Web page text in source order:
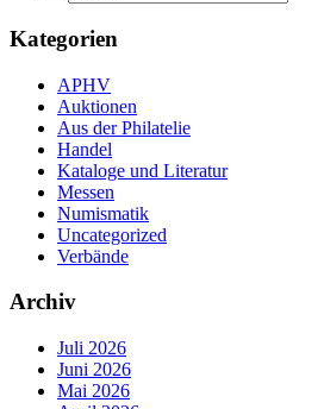
Kategorien
APHV
Auktionen
Aus der Philatelie
Handel
Kataloge und Literatur
Messen
Numismatik
Uncategorized
Verbände
Archiv
Juli 2026
Juni 2026
Mai 2026